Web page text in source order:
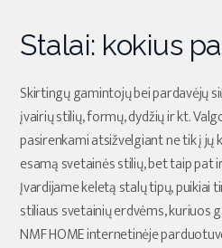
Stalai: kokius
Skirtingų gamintojų bei pardavėjų
įvairių stilių, formų, dydžių ir kt.
pasirenkami atsižvelgiant ne tik į jų
esamą svetainės stilių, bet taip pat
Įvardijame keletą stalų tipų, puikiai
stiliaus svetainių erdvėms, kuriuos
NMF HOME internetinėje